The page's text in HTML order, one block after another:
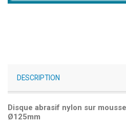
DESCRIPTION
Disque abrasif nylon sur
Ø125mm